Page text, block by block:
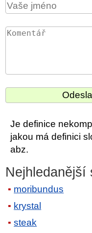
Je definice
jakou má definici
abz.
Nejhledanější
moribundus
krystal
steak